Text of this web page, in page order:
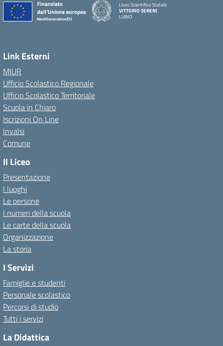
Liceo Scientifico Statale
VITTORIO SERENI
LUINO
Link Esterni
MIUR
Ufficio Scolastico Regionale
Ufficio Scolastico Territoriale
Scuola in Chiaro
Iscrizioni On Line
Invalsi
Comune
Il Liceo
Presentazione
I luoghi
Le persone
I numeri della scuola
Le carte della scuola
Organizzazione
La storia
I Servizi
Famiglie e studenti
Personale scolastico
Percorsi di studio
Tutti i servizi
La Didattica